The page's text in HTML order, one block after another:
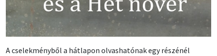
A cselekményből a hátlapon olvashatónak egy részénél